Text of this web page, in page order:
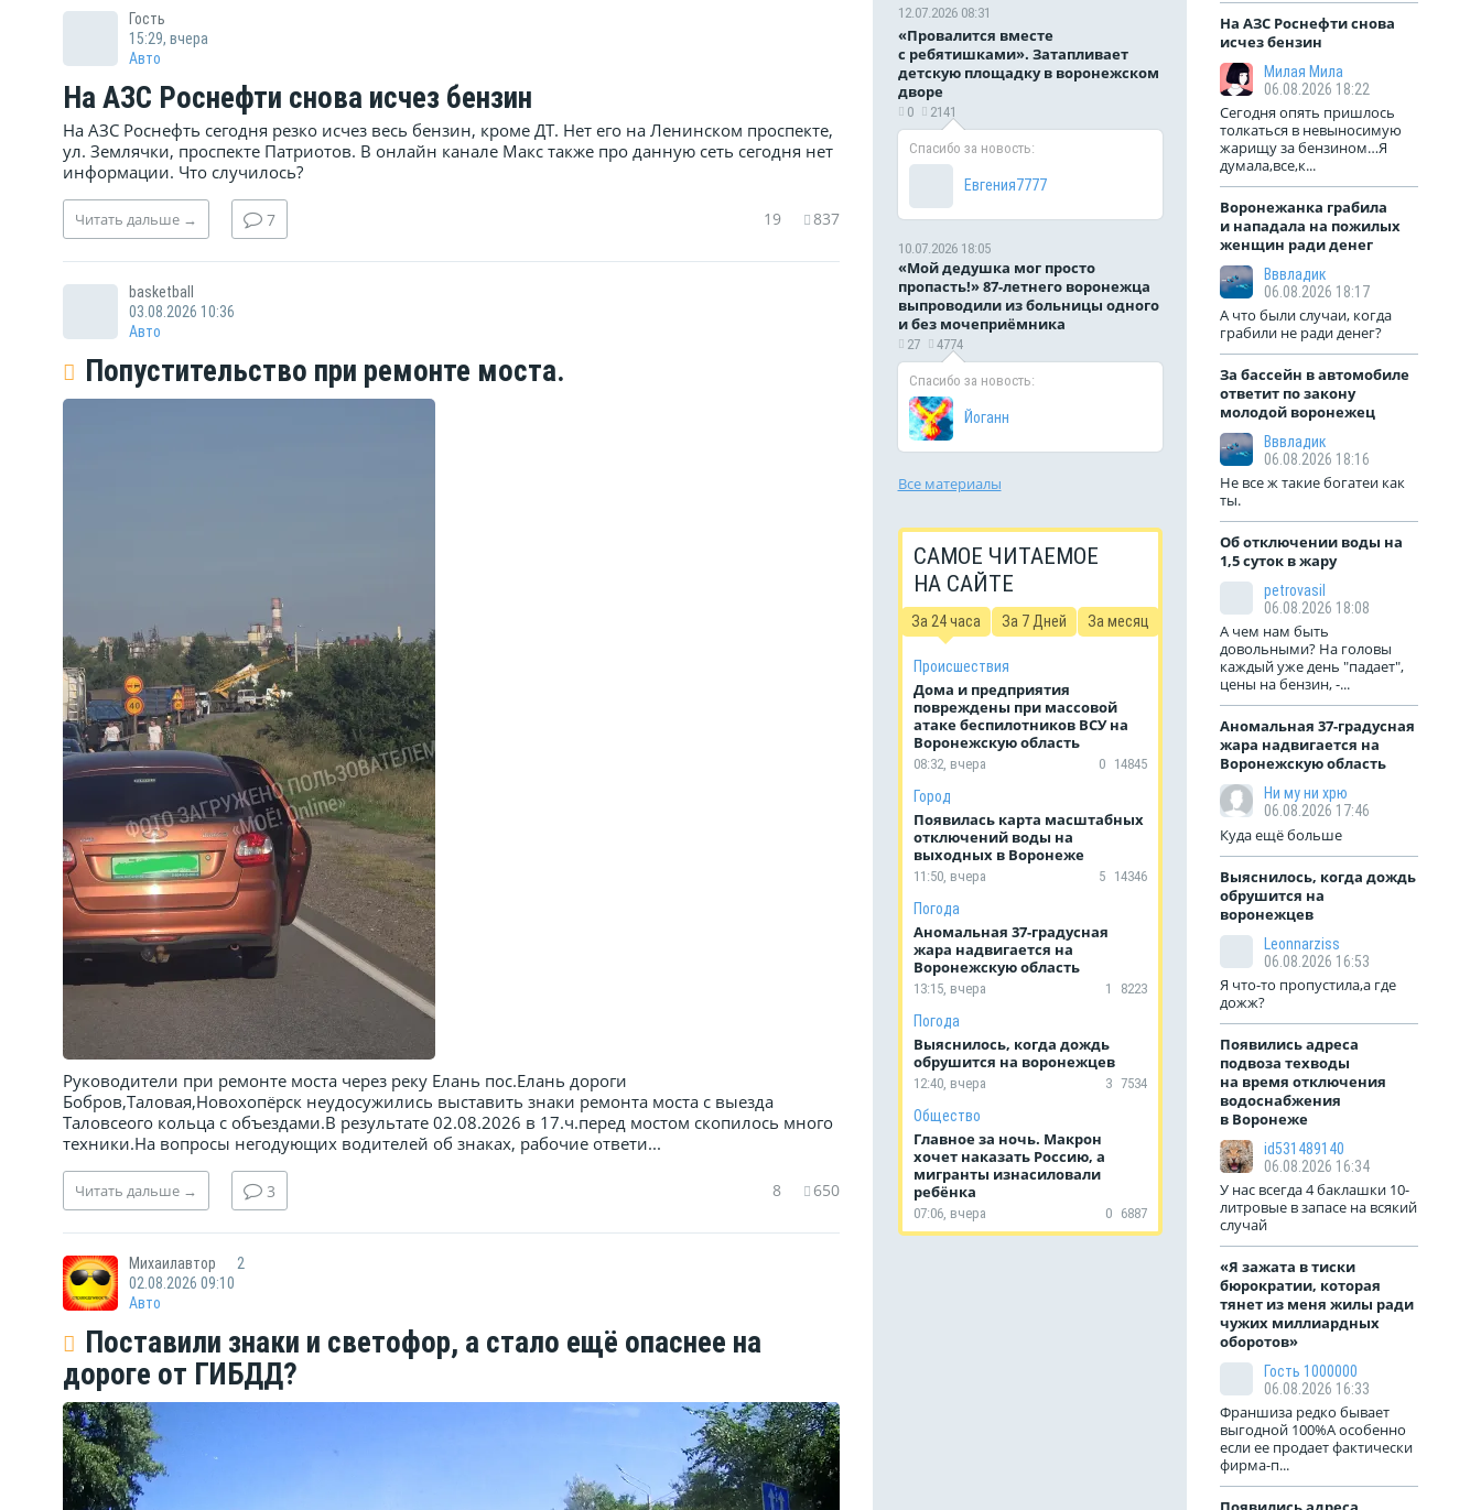
Гость
15:29, вчера
Авто
На АЗС Роснефти снова исчез бензин
На АЗС Роснефть сегодня резко исчез весь бензин, кроме ДТ. Нет его на Ленинском проспекте,
ул. Землячки, проспекте Патриотов. В онлайн канале Макс также про данную сеть сегодня нет
информации. Что случилось?
Читать дальше → 7 19 837
basketball
03.08.2026 10:36
Авто
Попустительство при ремонте моста.
Руководители при ремонте моста через реку Елань пос.Елань дороги
Бобров,Таловая,Новохопёрск неудосужились выставить знаки ремонта моста с выезда
Таловсеого кольца с объездами.В результате 02.08.2026 в 17.ч.перед мостом скопилось много
техники.На вопросы негодующих водителей об знаках, рабочие ответи...
Читать дальше → 3 8 650
Михаилавтор
2
02.08.2026 09:10
Авто
Поставили знаки и светофор, а стало ещё опаснее на
дороге от ГИБДД?
12.07.2026 08:31
«Провалится вместе
с ребятишками». Затапливает
детскую площадку в воронежском
дворе
0 2141
Спасибо за новость:
Евгения7777
10.07.2026 18:05
«Мой дедушка мог просто
пропасть!» 87-летнего воронежца
выпроводили из больницы одного
и без мочеприёмника
27 4774
Спасибо за новость:
Йоганн
Все материалы
САМОЕ ЧИТАЕМОЕ
НА САЙТЕ
За 24 часа За 7 Дней За месяц
Происшествия
Дома и предприятия
повреждены при массовой
атаке беспилотников ВСУ на
Воронежскую область
08:32, вчера 0 14845
Город
Появилась карта масштабных
отключений воды на
выходных в Воронеже
11:50, вчера 5 14346
Погода
Аномальная 37-градусная
жара надвигается на
Воронежскую область
13:15, вчера 1 8223
Погода
Выяснилось, когда дождь
обрушится на воронежцев
12:40, вчера 3 7534
Общество
Главное за ночь. Макрон
хочет наказать Россию, а
мигранты изнасиловали
ребёнка
07:06, вчера 0 6887
На АЗС Роснефти снова
исчез бензин
Милая Мила
06.08.2026 18:22
Сегодня опять пришлось
толкаться в невыносимую
жарищу за бензином…Я
думала,все,к...
Воронежанка грабила
и нападала на пожилых
женщин ради денег
Вввладик
06.08.2026 18:17
А что были случаи, когда
грабили не ради денег?
За бассейн в автомобиле
ответит по закону
молодой воронежец
Вввладик
06.08.2026 18:16
Не все ж такие богатеи как
ты.
Об отключении воды на
1,5 суток в жару
petrovasil
06.08.2026 18:08
А чем нам быть
довольными? На головы
каждый уже день "падает",
цены на бензин, -...
Аномальная 37-градусная
жара надвигается на
Воронежскую область
Ни му ни хрю
06.08.2026 17:46
Куда ещё больше
Выяснилось, когда дождь
обрушится на
воронежцев
Leonnarziss
06.08.2026 16:53
Я что-то пропустила,а где
дожж?
Появились адреса
подвоза техводы
на время отключения
водоснабжения
в Воронеже
id531489140
06.08.2026 16:34
У нас всегда 4 баклашки 10-
литровые в запасе на всякий
случай
«Я зажата в тиски
бюрократии, которая
тянет из меня жилы ради
чужих миллиардных
оборотов»
Гость 1000000
06.08.2026 16:33
Франшиза редко бывает
выгодной 100%А особенно
если ее продает фактически
фирма-п...